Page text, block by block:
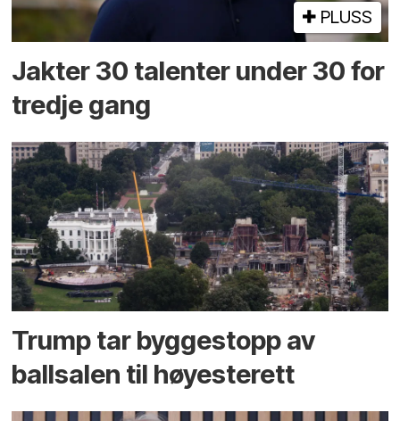
PLUSS
Jakter 30 talenter under 30 for
tredje gang
Trump tar byggestopp av
ballsalen til høyesterett